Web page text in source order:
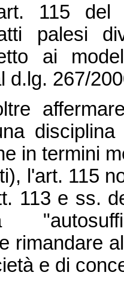
115
palesi
ai
d.lg. 267/
in termini
l'art. 115
113 e ss.
rimandare
e di